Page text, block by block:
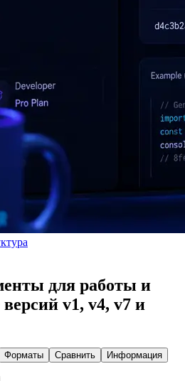
для работы и
v1, v4, v7 и
Форматы Сравнить Информация